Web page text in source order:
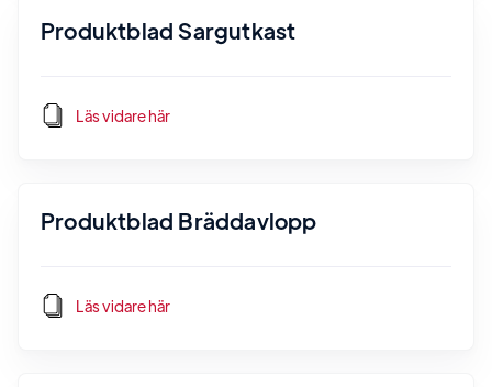
Produktblad Sargutkast
Läs vidare här
Produktblad Bräddavlopp
Läs vidare här